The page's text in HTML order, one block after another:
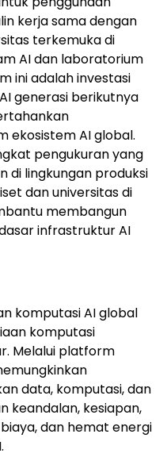
kerja sama dengan
terkemuka di
AI dan laboratorium
ini adalah investasi
generasi berikutnya
ekosistem AI global.
pengukuran yang
di lingkungan produksi
dan universitas di
membangun
infrastruktur AI
komputasi AI global
komputasi
Melalui platform
data, komputasi, dan
keandalan, kesiapan,
dan hemat energi